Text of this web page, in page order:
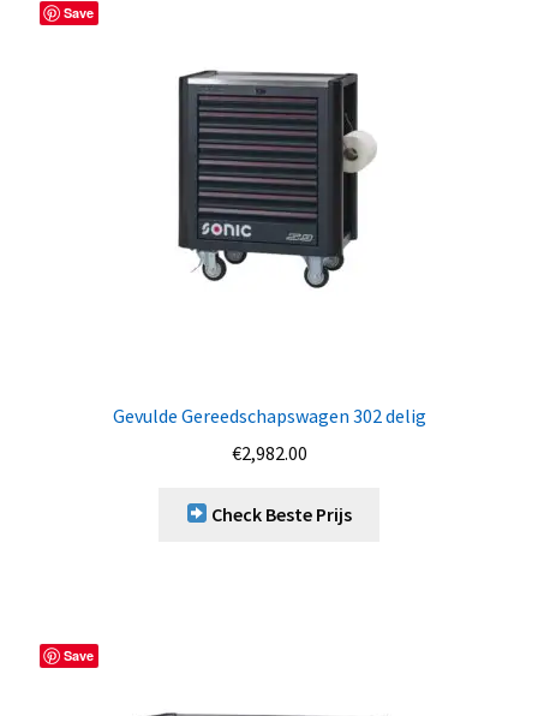
Save
Gevulde Gereedschapswagen 302 delig
€2,982.00
Check Beste Prijs
Save